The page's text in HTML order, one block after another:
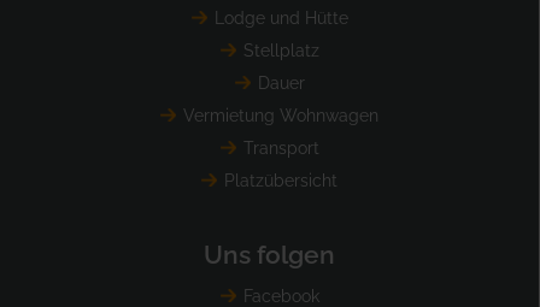
Lodge und Hütte
Stellplatz
Dauer
Vermietung Wohnwagen
Transport
Platzübersicht
Uns folgen
Facebook